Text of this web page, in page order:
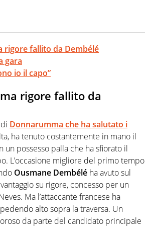
rigore fallito da Dembélé
gara
io il capo”
rigore fallito da
Donnarumma che ha salutato i
ha tenuto costantemente in mano il
un possesso palla che ha sfiorato il
L’occasione migliore del primo tempo
Ousmane Dembélé ha avuto sul
su rigore, concesso per un
Ma l’attaccante francese ha
alto sopra la traversa. Un
da parte del candidato principale